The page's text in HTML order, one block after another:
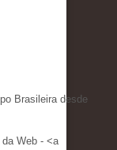
Brasileira desde
Web - <a